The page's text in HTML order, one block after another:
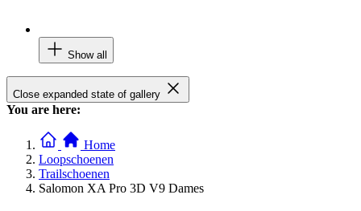
Show all
Close expanded state of gallery
You are here:
Home
Loopschoenen
Trailschoenen
Salomon XA Pro 3D V9 Dames